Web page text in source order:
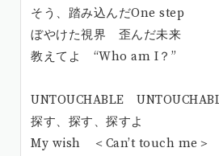
そう、踏み込んだOne step
ぼやけた視界 歪んだ未来
教えてよ “Who am I？”
UNTOUCHABLE
探す、探す、探すよ
My wish ＜Can’t touch me＞